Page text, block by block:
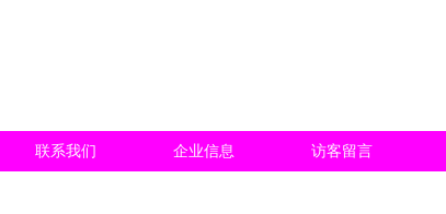
联系我们 企业信息 访客留言